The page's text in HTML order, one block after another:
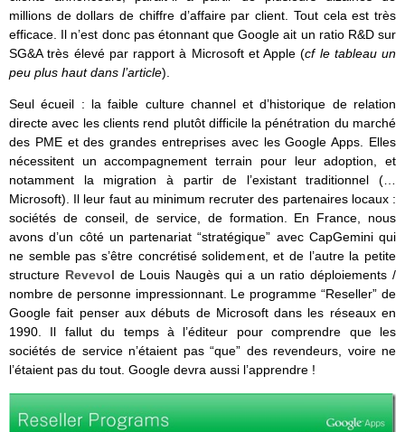
millions de dollars de chiffre d’affaire par client. Tout cela est très
efficace. Il n’est donc pas étonnant que Google ait un ratio R&D sur
SG&A très élevé par rapport à Microsoft et Apple (cf le tableau un
peu plus haut dans l’article).
Seul écueil : la faible culture channel et d’historique de relation
directe avec les clients rend plutôt difficile la pénétration du marché
des PME et des grandes entreprises avec les Google Apps. Elles
nécessitent un accompagnement terrain pour leur adoption, et
notamment la migration à partir de l’existant traditionnel (…
Microsoft). Il leur faut au minimum recruter des partenaires locaux :
sociétés de conseil, de service, de formation. En France, nous
avons d’un côté un partenariat “stratégique” avec CapGemini qui
ne semble pas s’être concrétisé solidement, et de l’autre la petite
structure Revevol de Louis Naugès qui a un ratio déploiements /
nombre de personne impressionnant. Le programme “Reseller” de
Google fait penser aux débuts de Microsoft dans les réseaux en
1990. Il fallut du temps à l’éditeur pour comprendre que les
sociétés de service n’étaient pas “que” des revendeurs, voire ne
l’étaient pas du tout. Google devra aussi l’apprendre !